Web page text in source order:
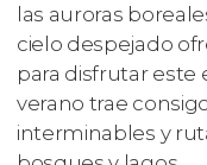
las auroras
cielo despejado
para disfrutar este
verano trae
interminables y